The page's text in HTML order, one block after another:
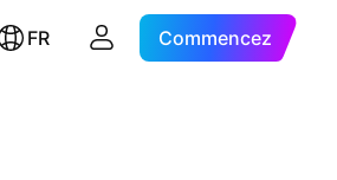
FR Commencez